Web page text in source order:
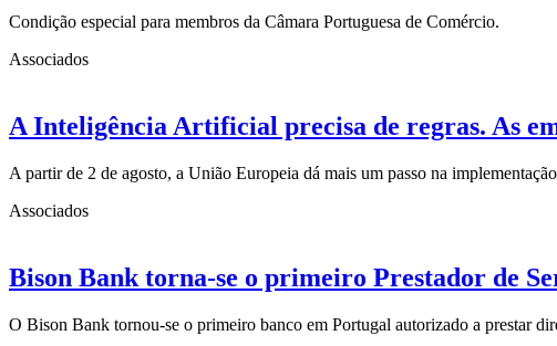
Condição especial para membros da Câmara Portuguesa de Comércio.
Associados
A Inteligência Artificial precisa de regras. As
A partir de 2 de agosto, a União Europeia dá mais um passo na
Associados
Bison Bank torna-se o primeiro Prestador de
O Bison Bank tornou-se o primeiro banco em Portugal autorizado a prestar